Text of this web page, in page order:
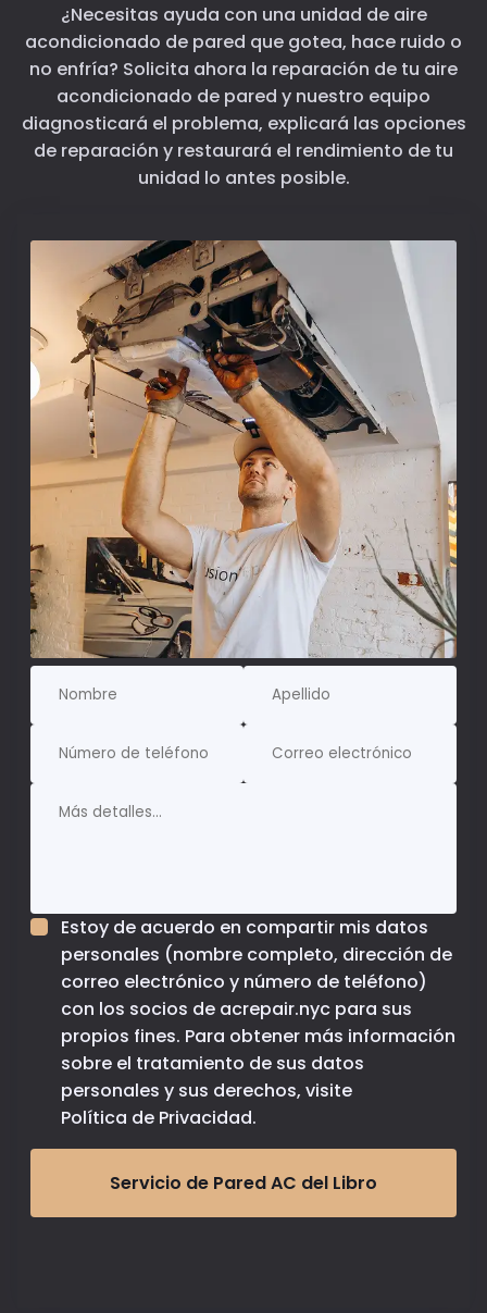
¿Necesitas ayuda con una unidad de aire
acondicionado de pared que gotea, hace ruido o
no enfría? Solicita ahora la reparación de tu aire
acondicionado de pared y nuestro equipo
diagnosticará el problema, explicará las opciones
de reparación y restaurará el rendimiento de tu
unidad lo antes posible.
Estoy de acuerdo en compartir mis datos
personales (nombre completo, dirección de
correo electrónico y número de teléfono)
con los socios de acrepair.nyc para sus
propios fines. Para obtener más información
sobre el tratamiento de sus datos
personales y sus derechos, visite
Política de Privacidad.
Servicio de Pared AC del Libro